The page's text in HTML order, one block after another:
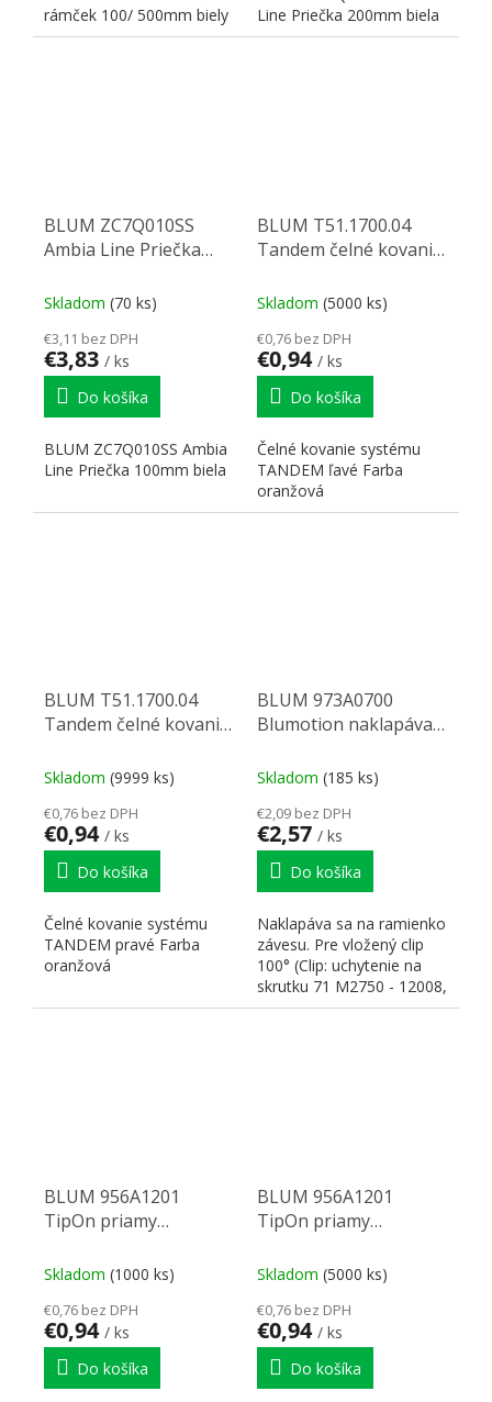
rámček 100/ 500mm biely
Line Priečka 200mm biela
BLUM ZC7Q010SS
Ambia Line Priečka
Skladom (70 ks)
€3,11 bez DPH
€3,83 / ks
Do košíka
BLUM ZC7Q010SS Ambia
Line Priečka 100mm biela
BLUM T51.1700.04
Tandem čelné kovanie
Skladom (5000 ks)
€0,76 bez DPH
€0,94 / ks
Do košíka
Čelné kovanie systému
TANDEM ľavé Farba
oranžová
BLUM T51.1700.04
Tandem čelné kovanie
Skladom (9999 ks)
€0,76 bez DPH
€0,94 / ks
Do košíka
Čelné kovanie systému
TANDEM pravé Farba
oranžová
BLUM 973A0700
Blumotion naklapávací
Skladom (185 ks)
€2,09 bez DPH
€2,57 / ks
Do košíka
Naklapáva sa na ramienko
závesu. Pre vložený clip
100° (Clip: uchytenie na
skrutku 71 M2750 - 12008,
na nalisovanie...
BLUM 956A1201
TipOn priamy
Skladom (1000 ks)
€0,76 bez DPH
€0,94 / ks
Do košíka
BLUM 956A1201
TipOn priamy
Skladom (5000 ks)
€0,76 bez DPH
€0,94 / ks
Do košíka